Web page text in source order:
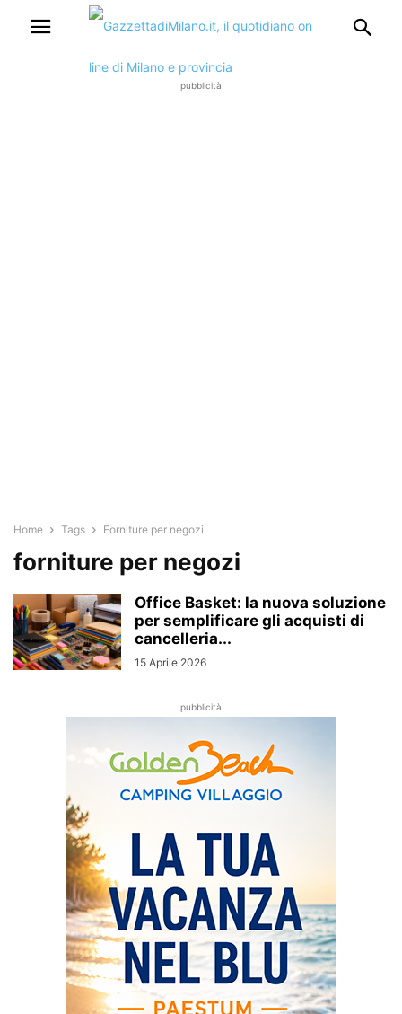
pubblicità
Home Tags Forniture per negozi
forniture per negozi
Office Basket: la nuova soluzione
per semplificare gli acquisti di
cancelleria...
15 Aprile 2026
pubblicità